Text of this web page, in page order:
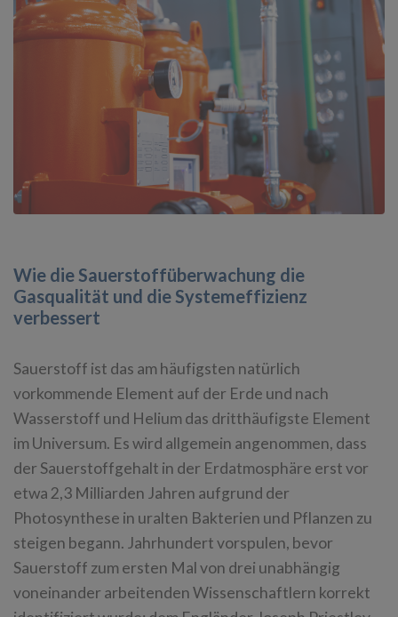
Wie die Sauerstoffüberwachung die
Gasqualität und die Systemeffizienz
verbessert
Sauerstoff ist das am häufigsten natürlich
vorkommende Element auf der Erde und nach
Wasserstoff und Helium das dritthäufigste Element
im Universum. Es wird allgemein angenommen, dass
der Sauerstoffgehalt in der Erdatmosphäre erst vor
etwa 2,3 Milliarden Jahren aufgrund der
Photosynthese in uralten Bakterien und Pflanzen zu
steigen begann. Jahrhundert vorspulen, bevor
Sauerstoff zum ersten Mal von drei unabhängig
voneinander arbeitenden Wissenschaftlern korrekt